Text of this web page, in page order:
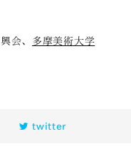
会、 多摩美術大学
twitter